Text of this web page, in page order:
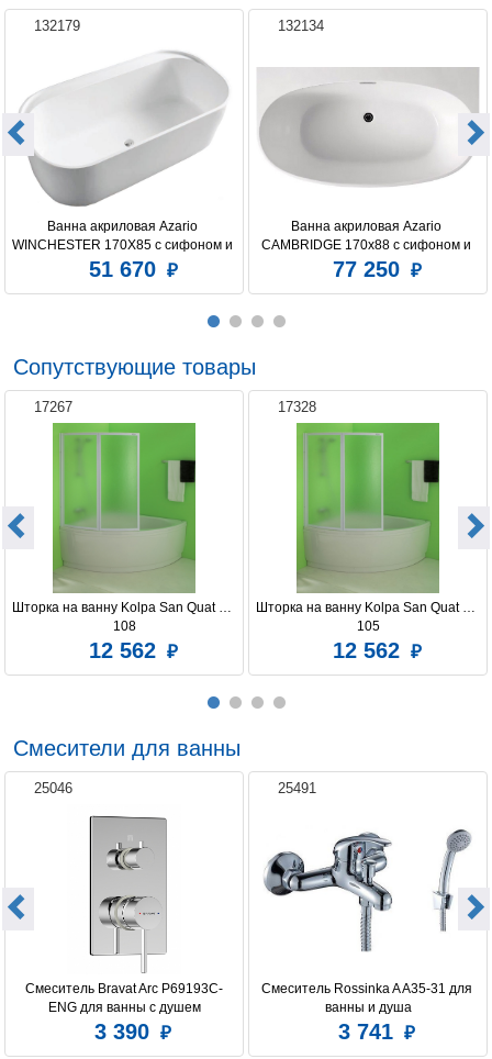
132179
Ванна акриловая Azario
WINCHESTER 170X85 с сифоном и
металлической рамой
51 670
132134
Ванна акриловая Azario
CAMBRIDGE 170х88 с сифоном и
металлической рамой
77 250
Сопутствующие товары
17267
Шторка на ванну Kolpa San Quat TP
108
12 562
17328
Шторка на ванну Kolpa San Quat TP
105
12 562
Смесители для ванны
25046
Смеситель Bravat Arc P69193C-
ENG для ванны с душем
3 390
25491
Смеситель Rossinka A A35-31 для
ванны и душа
3 741